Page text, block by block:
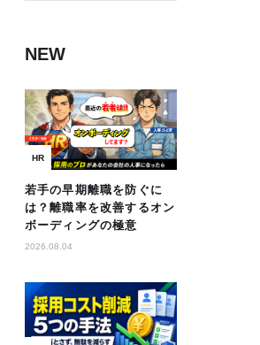
NEW
HR
若手の早期離職を防ぐに
は？離職率を改善するオン
ボーディングの極意
2026.08.04